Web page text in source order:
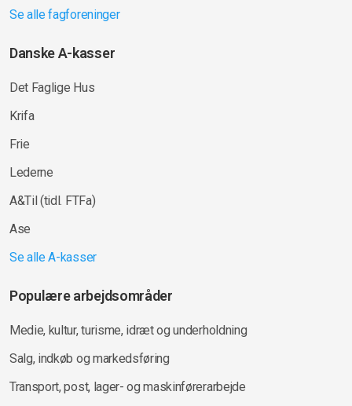
Se alle fagforeninger
Danske A-kasser
Det Faglige Hus
Krifa
Frie
Lederne
A&Til (tidl. FTFa)
Ase
Se alle A-kasser
Populære arbejdsområder
Medie, kultur, turisme, idræt og underholdning
Salg, indkøb og markedsføring
Transport, post, lager- og maskinførerarbejde